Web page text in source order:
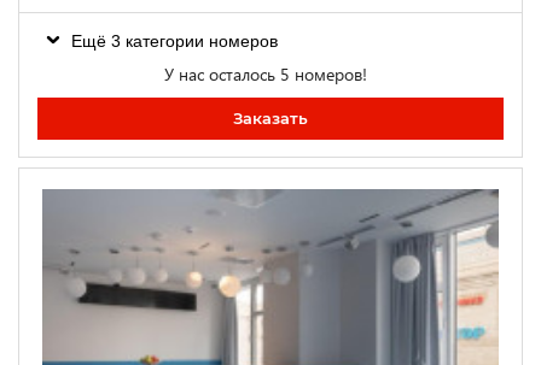
Ещё 3 категории номеров
У нас осталось 5 номеров!
Заказать